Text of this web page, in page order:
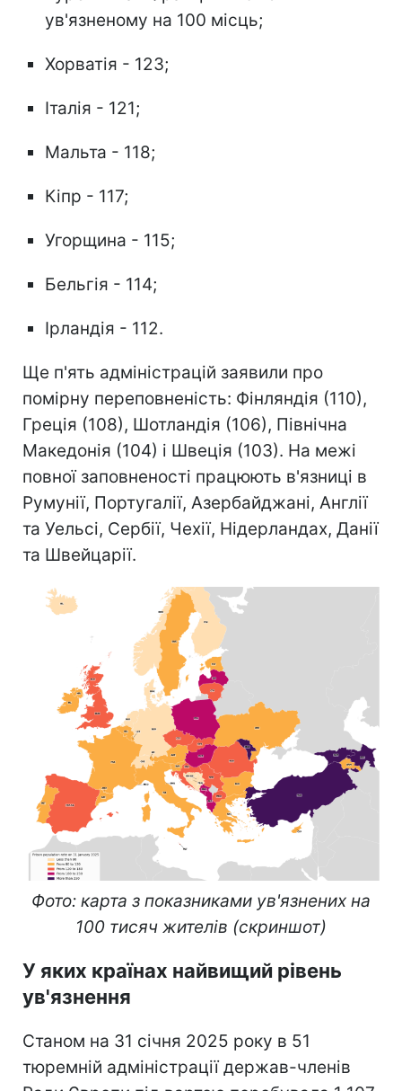
ув'язненому на 100 місць;
Хорватія - 123;
Італія - 121;
Мальта - 118;
Кіпр - 117;
Угорщина - 115;
Бельгія - 114;
Ірландія - 112.
Ще п'ять адміністрацій заявили про
помірну переповненість: Фінляндія (110),
Греція (108), Шотландія (106), Північна
Македонія (104) і Швеція (103). На межі
повної заповненості працюють в'язниці в
Румунії, Португалії, Азербайджані, Англії
та Уельсі, Сербії, Чехії, Нідерландах, Данії
та Швейцарії.
Фото: карта з показниками ув'язнених на
100 тисяч жителів (скриншот)
У яких країнах найвищий рівень
ув'язнення
Станом на 31 січня 2025 року в 51
тюремній адміністрації держав-членів